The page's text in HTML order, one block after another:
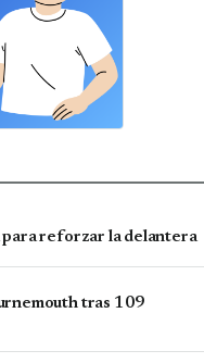
para reforzar la delantera
tras 109